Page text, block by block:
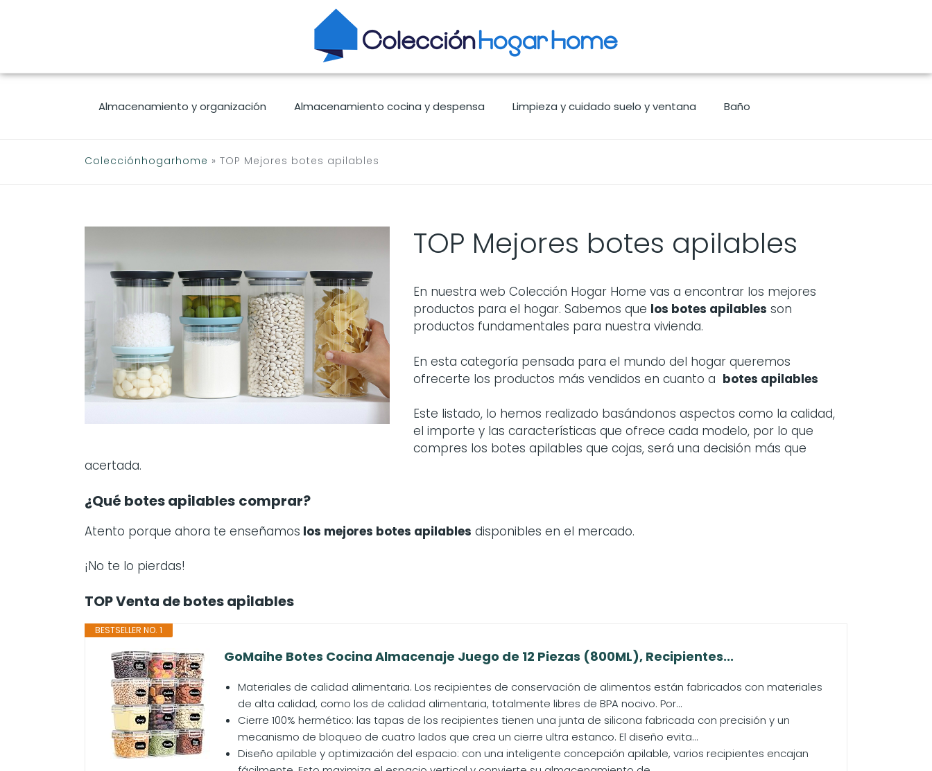
Almacenamiento y organización Almacenamiento cocina y despensa Limpieza y cuidado suelo y ventana Baño
Colecciónhogarhome » TOP Mejores botes apilables
TOP Mejores botes apilables
En nuestra web Colección Hogar Home vas a encontrar los mejores
productos para el hogar. Sabemos que los botes apilables son
productos fundamentales para nuestra vivienda.
En esta categoría pensada para el mundo del hogar queremos
ofrecerte los productos más vendidos en cuanto a botes apilables
Este listado, lo hemos realizado basándonos aspectos como la calidad,
el importe y las características que ofrece cada modelo, por lo que
compres los botes apilables que cojas, será una decisión más que
acertada.
¿Qué botes apilables comprar?
Atento porque ahora te enseñamos los mejores botes apilables disponibles en el mercado.
¡No te lo pierdas!
TOP Venta de botes apilables
BESTSELLER NO. 1
GoMaihe Botes Cocina Almacenaje Juego de 12 Piezas (800ML), Recipientes...
Materiales de calidad alimentaria. Los recipientes de conservación de alimentos están fabricados con materiales
de alta calidad, como los de calidad alimentaria, totalmente libres de BPA nocivo. Por...
Cierre 100% hermético: las tapas de los recipientes tienen una junta de silicona fabricada con precisión y un
mecanismo de bloqueo de cuatro lados que crea un cierre ultra estanco. El diseño evita...
Diseño apilable y optimización del espacio: con una inteligente concepción apilable, varios recipientes encajan